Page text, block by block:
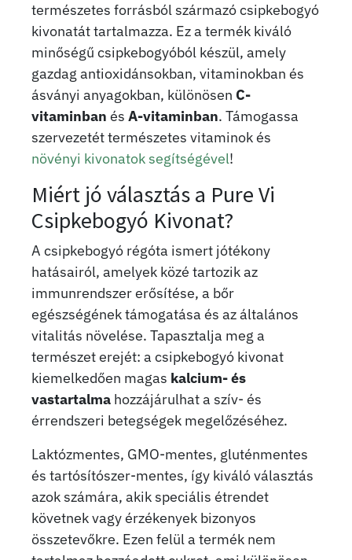
természetes forrásból származó csipkebogyó
kivonatát tartalmazza. Ez a termék kiváló
minőségű csipkebogyóból készül, amely
gazdag antioxidánsokban, vitaminokban és
ásványi anyagokban, különösen C-
vitaminban és A-vitaminban. Támogassa
szervezetét természetes vitaminok és
növényi kivonatok segítségével!
Miért jó választás a Pure Vi
Csipkebogyó Kivonat?
A csipkebogyó régóta ismert jótékony
hatásairól, amelyek közé tartozik az
immunrendszer erősítése, a bőr
egészségének támogatása és az általános
vitalitás növelése. Tapasztalja meg a
természet erejét: a csipkebogyó kivonat
kiemelkedően magas kalcium- és
vastartalma hozzájárulhat a szív- és
érrendszeri betegségek megelőzéséhez.
Laktózmentes, GMO-mentes, gluténmentes
és tartósítószer-mentes, így kiváló választás
azok számára, akik speciális étrendet
követnek vagy érzékenyek bizonyos
összetevőkre. Ezen felül a termék nem